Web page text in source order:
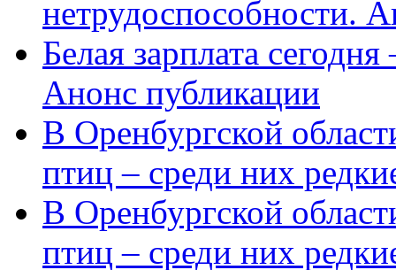
нетрудоспособности.
Белая зарплата
Анонс публикации
В Оренбургской
птиц – среди них
В Оренбургской
птиц – среди них